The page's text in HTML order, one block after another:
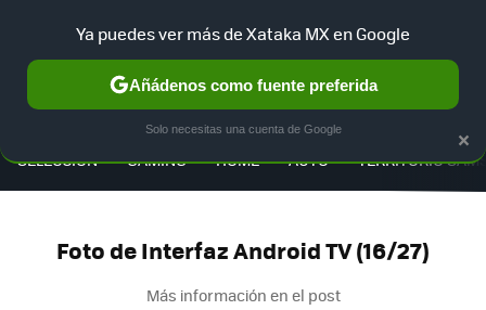
SELECCIÓN GAMING HOME AUTO TERRITORIO
Foto de Interfaz Android TV (16/27)
Más información en el post
×
Ya puedes ver más de Xataka MX en Google
Añádenos como fuente preferida
Solo necesitas una cuenta de Google